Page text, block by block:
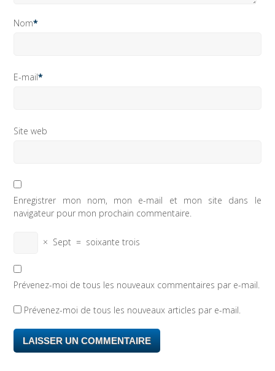
Nom*
E-mail*
Site web
Enregistrer mon nom, mon e-mail et mon site dans le
navigateur pour mon prochain commentaire.
× Sept = soixante trois
Prévenez-moi de tous les nouveaux commentaires par e-mail.
Prévenez-moi de tous les nouveaux articles par e-mail.